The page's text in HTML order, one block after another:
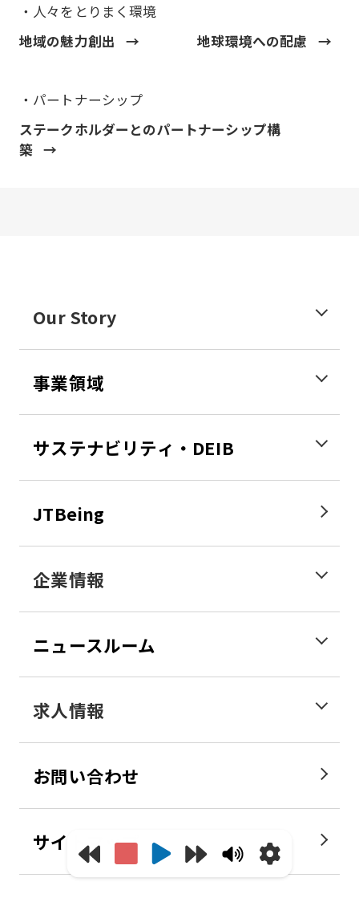
・人々をとりまく環境
地域の魅力創出
地球環境への配慮
・パートナーシップ
ステークホルダーとのパートナーシップ構
築
Our Story
事業領域
サステナビリティ・DEIB
JTBeing
企業情報
ニュースルーム
求人情報
お問い合わせ
サイトマップ